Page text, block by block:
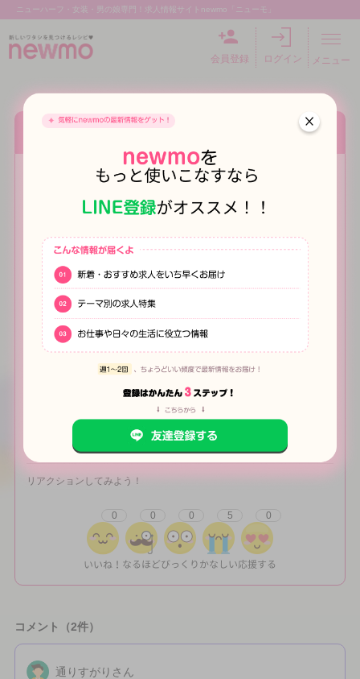
ニューハーフ・女装・男の娘専門！求人情報サイトnewmo「ニューモ」
会員登録 ログイン メニュー
Q. 最近うつっぽくて女装する気になれない
一緒にお話したい
じゅん
最近なんかメンタルがやばい
女装するのが唯一の楽しみだったのに、それすらやる気が起
きなくて
鏡見るのも嫌だし、可愛い服も着たくない。
これってうつ病なのかな？
病院行った方がいい？
でも精神科で理解してもらえるか不安
同じような経験した人いる？
どうやって立ち直った？
一人だと辛すぎて...誰か話聞いて
リアクションしてみよう！
0 0 0 5 0
コメント（2件）
通りすがりさん